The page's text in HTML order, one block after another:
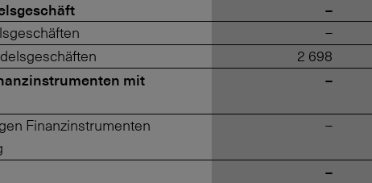
–
–
2 698
mit
–
Finanzinstrumenten
–
–